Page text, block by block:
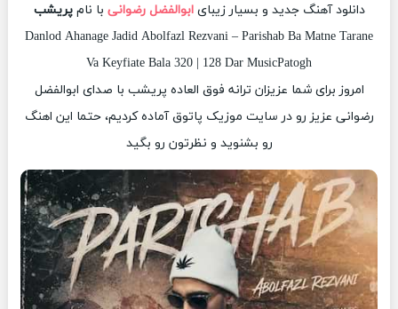
دانلود آهنگ جدید و بسیار زیبایابوالفضل رضوانی با نامپریشب
Danlod Ahanage Jadid Abolfazl Rezvani – Parishab Ba Matne Tarane
Va Keyfiate Bala 320 | 128 Dar MusicPatogh
امروز برای شما عزیزان ترانه فوق العاده پریشب با صدای ابوالفضل
رضوانی عزیز رو در سایت موزیک پاتوق آماده کردیم، حتما این اهنگ
رو بشنوید و نظرتون رو بگید